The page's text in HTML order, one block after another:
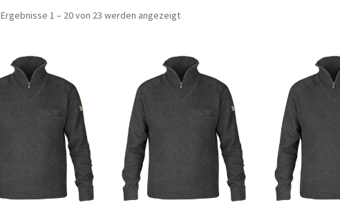
Ergebnisse 1 – 20 von 23 werden angezeigt